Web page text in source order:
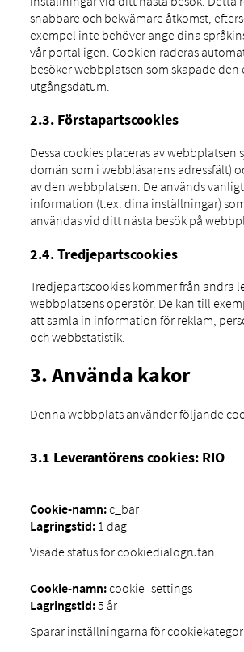
snabbare och bekvämare åtkomst,
exempel inte behöver ange dina
vår portal igen. Cookien raderas
besöker webbplatsen som skapade den
utgångsdatum.
2.3. Förstapartscookies
Dessa cookies placeras av webbplatsen
domän som i webbläsarens adressfält)
av den webbplatsen. De används
information (t.ex. dina inställningar)
användas vid ditt nästa besök på
2.4. Tredjepartscookies
Tredjepartscookies kommer från andra
webbplatsens operatör. De kan till
att samla in information för reklam,
och webbstatistik.
3. Använda kakor
Denna webbplats använder följande
3.1 Leverantörens cookies: RIO
Cookie-namn:c_bar
Lagringstid:1 dag
Visade status för cookiedialogrutan.
Cookie-namn:cookie_settings
Lagringstid:5 år
Sparar inställningarna för